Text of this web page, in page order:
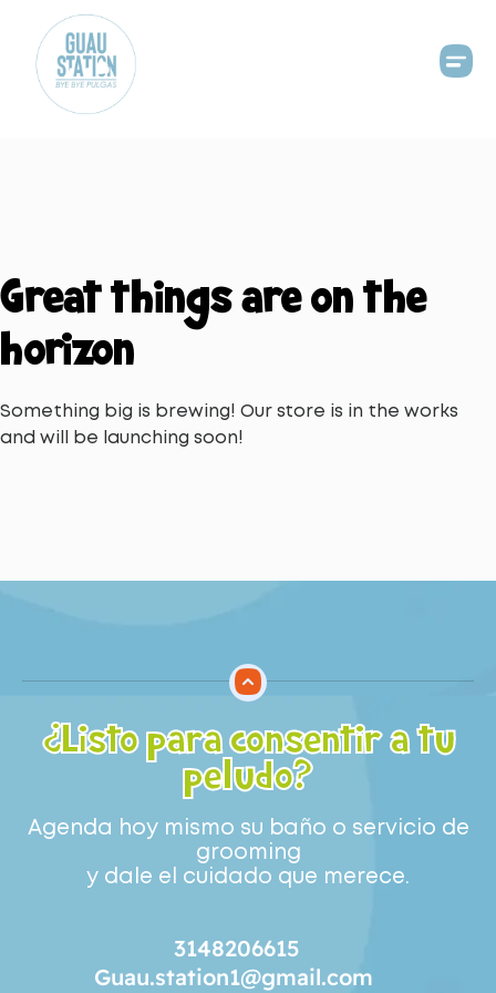
Great things are on the
horizon
Something big is brewing! Our store is in the works
and will be launching soon!
¿Listo para consentir a tu
peludo?
Agenda hoy mismo su baño o servicio de
grooming
y dale el cuidado que merece.
3148206615
Guau.station1@gmail.com